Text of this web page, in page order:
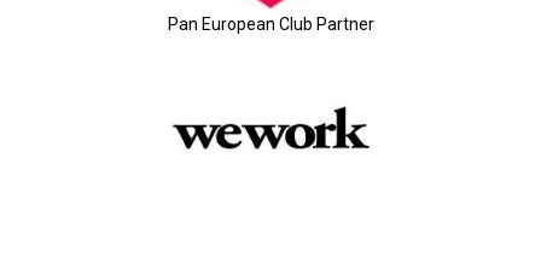
Pan European Club Partner